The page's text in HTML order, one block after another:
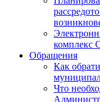
комплекс
Обращения
Как
Что